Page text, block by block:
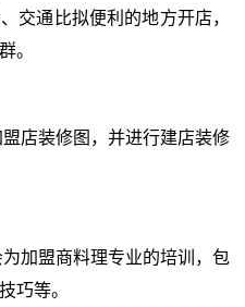
交通比拟便利的地方开店，
。
店装修图，并进行建店装修
加盟商料理专业的培训，包
巧等。